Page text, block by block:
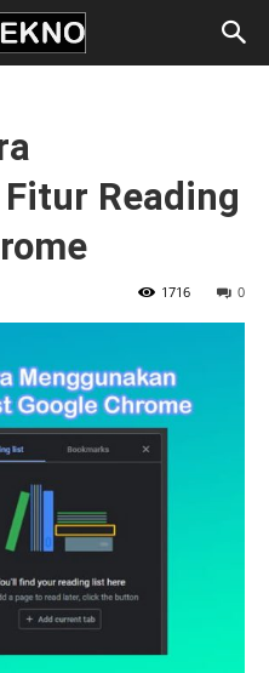
Reading
0
1716